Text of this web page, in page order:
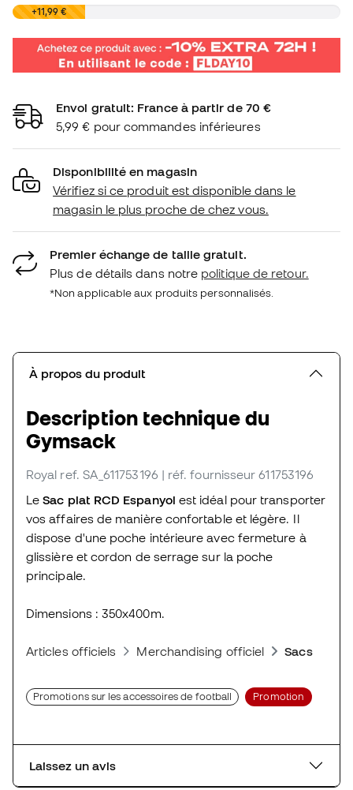
0,00 €+11,99 €
Envoi gratuit: France à partir de 70 €
5,99 € pour commandes inférieures
Disponibilité en magasin
Vérifiez si ce produit est disponible dans le
magasin le plus proche de chez vous.
Premier échange de taille gratuit.
Plus de détails dans notre politique de retour.
*Non applicable aux produits personnalisés.
À propos du produit
Description technique du
Gymsack
Royal ref. SA_611753196 | réf. fournisseur 611753196
LeSac plat RCD Espanyol est idéal pour transporter
vos affaires de manière confortable et légère. Il
dispose d'une poche intérieure avec fermeture à
glissière et cordon de serrage sur la poche
principale.
Dimensions : 350x400m.
Articles officiels Merchandising officiel Sacs et
Promotions sur les accessoires de football Promotion
Laissez un avis